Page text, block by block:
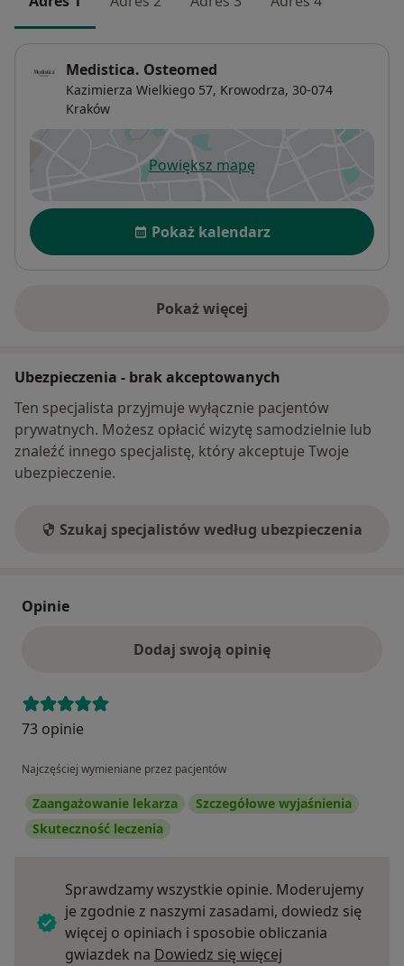
Medistica. Osteomed
Kazimierza Wielkiego 57, Krowodrza, 30-074
Kraków
Powiększ mapęotwiera się w nowej karcie
Dostępność
Pokaż kalendarz
Pokaż więcej
o adresie
Ubezpieczenia - brak akceptowanych
Ten specjalista przyjmuje wyłącznie pacjentów
prywatnych. Możesz opłacić wizytę samodzielnie lub
znaleźć innego specjalistę, który akceptuje Twoje
ubezpieczenie.
Szukaj specjalistów według ubezpieczenia
Opinie
Dodaj swoją opinię
73 opinie
Najczęściej wymieniane przez pacjentów
Zaangażowanie lekarza
Szczegółowe wyjaśnienia
Skuteczność leczenia
Sprawdzamy wszystkie opinie. Moderujemy
je zgodnie z naszymi zasadami, dowiedz się
więcej o opiniach i sposobie obliczania
gwiazdek na Dowiedz się więcej